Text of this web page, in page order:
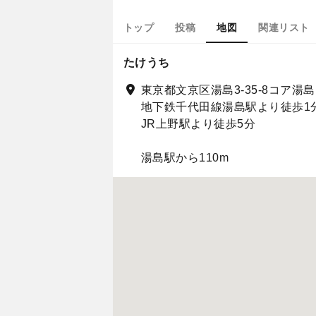
トップ 投稿 地図 関連リスト
たけうち
東京都文京区湯島3-35-8コア湯
地下鉄千代田線湯島駅より徒歩
JR上野駅より徒歩5分
湯島駅から110m